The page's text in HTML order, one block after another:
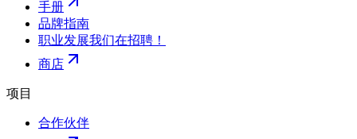
手册
品牌指南
职业发展我们在招聘！
商店
项目
合作伙伴